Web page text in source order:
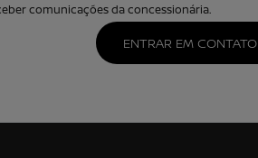
comunicações da concessionária.
ENTRAR EM CONTATO